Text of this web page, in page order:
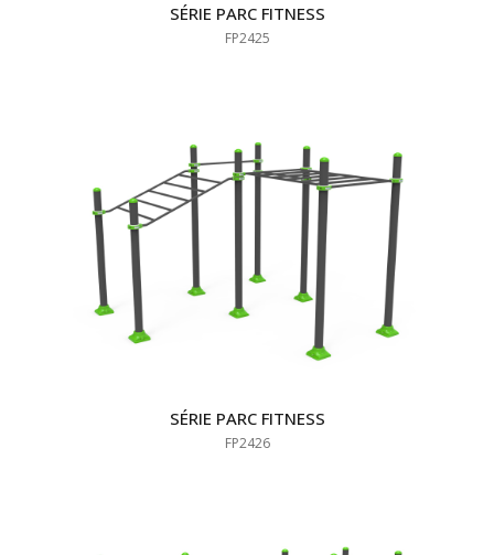
SÉRIE PARC FITNESS
FP2425
SÉRIE PARC FITNESS
FP2426